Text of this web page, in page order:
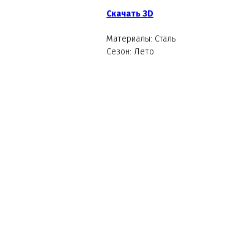
Скачать 3D
Материалы: Сталь
Сезон: Лето